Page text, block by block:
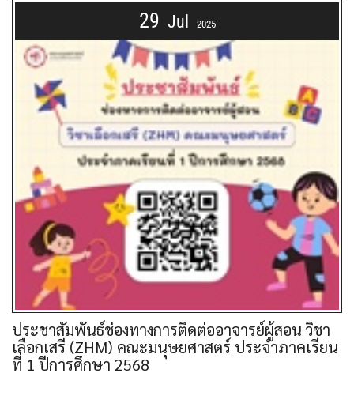
29 Jul 2025
ประชาสัมพันธ์ช่องทางการติดต่ออาจารย์ผู้สอน วิชา
เลือกเสรี (ZHM) คณะมนุษยศาสตร์ ประจำภาคเรียน
ที่ 1 ปีการศึกษา 2568